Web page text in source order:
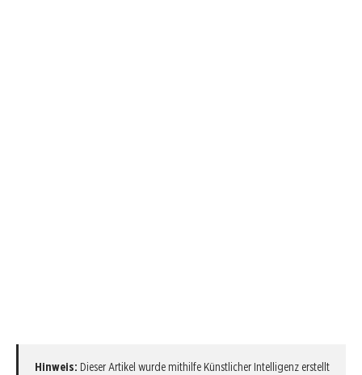
Hinweis: Dieser Artikel wurde mithilfe Künstlicher Intelligenz erstellt